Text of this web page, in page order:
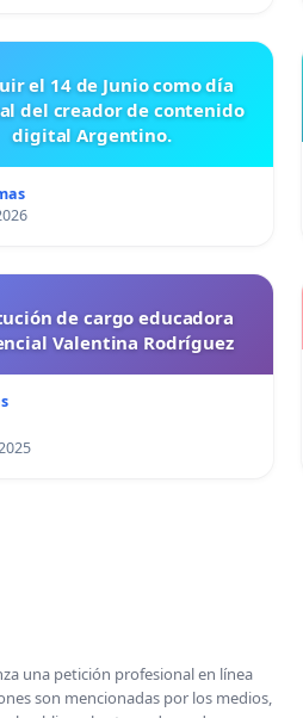
el 14 de Junio como día
del creador de contenido
digital Argentino.
de cargo educadora
Valentina Rodríguez
una petición profesional en línea
son mencionadas por los medios,